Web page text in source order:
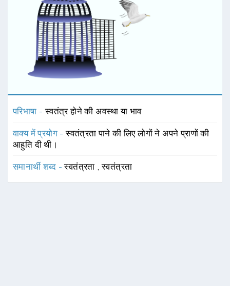
परिभाषा -स्वतंत्र होने की अवस्था या भाव
वाक्य में प्रयोग -स्वतंत्रता पाने की लिए लोगों ने अपने प्राणों की
आहुति दी थी।
समानार्थी शब्द -स्वतंत्रता ,स्वतंत्रता